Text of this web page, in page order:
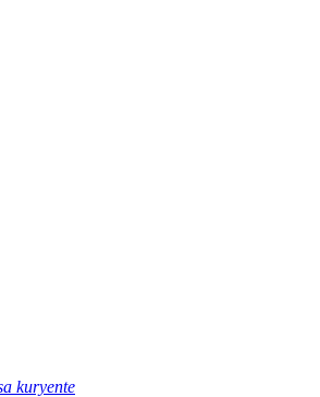
kuryente